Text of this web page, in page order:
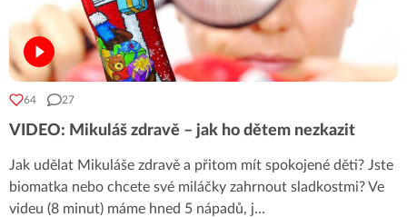
64 27
VIDEO: Mikuláš zdravě – jak ho dětem nezkazit
Jak udělat Mikuláše zdravě a přitom mít spokojené děti? Jste
biomatka nebo chcete své miláčky zahrnout sladkostmi? Ve
videu (8 minut) máme hned 5 nápadů, j...